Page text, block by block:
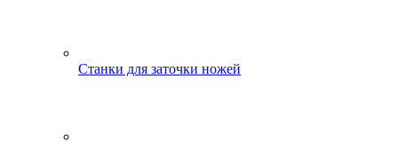
Станки для заточки ножей